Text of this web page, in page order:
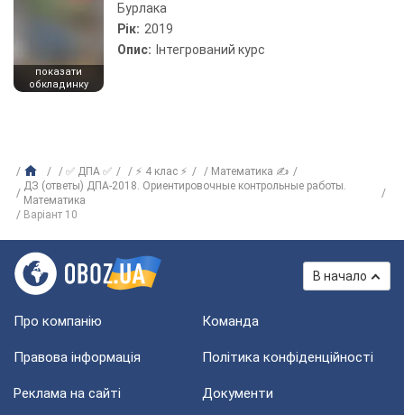
показати
обкладинку
Бурлака
Рік: 2019
Опис: Інтегрований курс
✅ ДПА ✅ ⚡ 4 клас ⚡
Математика ✍
ДЗ (ответы) ДПА-2018. Ориентировочные контрольные работы.
Математика
Варіант 10
В начало
Про компанію Команда
Правова інформація Політика конфіденційності
Реклама на сайті Документи